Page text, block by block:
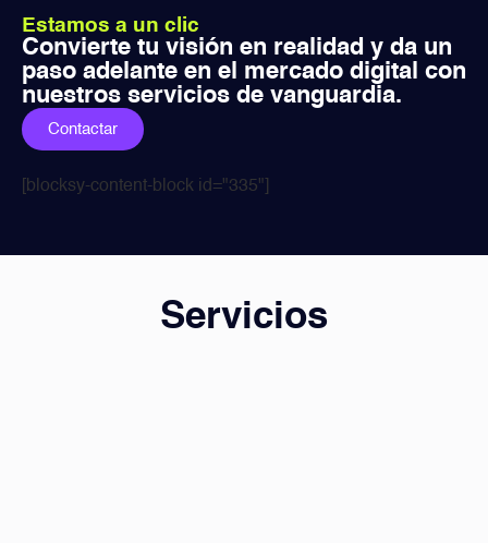
Estamos a un clic
Convierte tu visión en realidad y da un
paso adelante en el mercado digital con
nuestros servicios de vanguardia.
Contactar
[blocksy-content-block id="335"]
Servicios